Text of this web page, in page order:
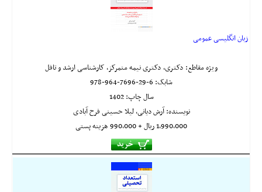
زبان انگلیسی عمومی
ویژه مقاطع: دکتری، دکتری نیمه متمرکز، کارشناسی ارشد و تافل
شابک: 978-964-7696-29-6
سال چاپ: 1402
نویسنده: آرش دیانی، لیلا حسینی فرح آبادی
1,990,000 ريال + 990,000 هزینه پستی